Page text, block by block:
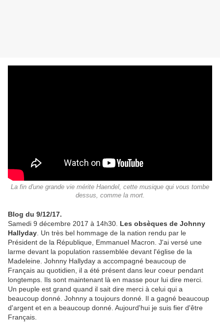
La fin d'une grande vie mérite Haendel, cette musique qui vous tombe
dessus, comme la mort.
Blog du 9/12/17.
Samedi 9 décembre 2017 à 14h30. Les obsèques de Johnny
Hallyday . Un très bel hommage de la nation rendu par le
Président de la République, Emmanuel Macron. J'ai versé une
larme devant la population rassemblée devant l'église de la
Madeleine. Johnny Hallyday a accompagné beaucoup de
Français au quotidien, il a été présent dans leur coeur pendant
longtemps. Ils sont maintenant là en masse pour lui dire merci.
Un peuple est grand quand il sait dire merci à celui qui a
beaucoup donné. Johnny a toujours donné. Il a gagné beaucoup
d'argent et en a beaucoup donné. Aujourd'hui je suis fier d'être
Français.